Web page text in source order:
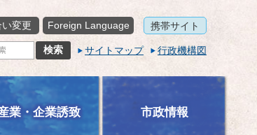
変更
Foreign Language 携帯サイト
サイトマップ 行政機構図
業・企業誘致 市政情報